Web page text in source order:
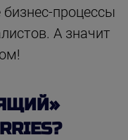
процессы
А значит